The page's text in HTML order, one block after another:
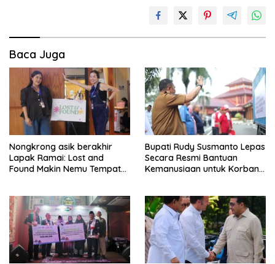
Baca Juga
Nongkrong asik berakhir
Lapak Ramai: Lost and
Found Makin Nemu Tempat
Bupati Rudy Susmanto Lepas
Secara Resmi Bantuan
Kemanusiaan untuk Korban